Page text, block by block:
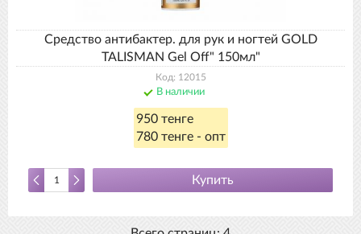
Средство антибактер. для рук и ногтей GOLD
TALISMAN Gel Off" 150мл"
Код: 12015
В наличии
950 тенге
780 тенге - опт
Купить